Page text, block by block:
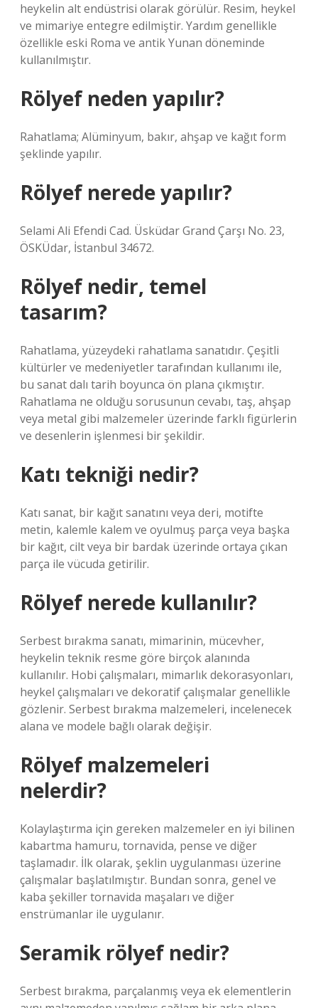
heykelin alt endüstrisi olarak görülür. Resim, heykel
ve mimariye entegre edilmiştir. Yardım genellikle
özellikle eski Roma ve antik Yunan döneminde
kullanılmıştır.
Rölyef neden yapılır?
Rahatlama; Alüminyum, bakır, ahşap ve kağıt form
şeklinde yapılır.
Rölyef nerede yapılır?
Selami Ali Efendi Cad. Üsküdar Grand Çarşı No. 23,
ÖSKÜdar, İstanbul 34672.
Rölyef nedir, temel
tasarım?
Rahatlama, yüzeydeki rahatlama sanatıdır. Çeşitli
kültürler ve medeniyetler tarafından kullanımı ile,
bu sanat dalı tarih boyunca ön plana çıkmıştır.
Rahatlama ne olduğu sorusunun cevabı, taş, ahşap
veya metal gibi malzemeler üzerinde farklı figürlerin
ve desenlerin işlenmesi bir şekildir.
Katı tekniği nedir?
Katı sanat, bir kağıt sanatını veya deri, motifte
metin, kalemle kalem ve oyulmuş parça veya başka
bir kağıt, cilt veya bir bardak üzerinde ortaya çıkan
parça ile vücuda getirilir.
Rölyef nerede kullanılır?
Serbest bırakma sanatı, mimarinin, mücevher,
heykelin teknik resme göre birçok alanında
kullanılır. Hobi çalışmaları, mimarlık dekorasyonları,
heykel çalışmaları ve dekoratif çalışmalar genellikle
gözlenir. Serbest bırakma malzemeleri, incelenecek
alana ve modele bağlı olarak değişir.
Rölyef malzemeleri
nelerdir?
Kolaylaştırma için gereken malzemeler en iyi bilinen
kabartma hamuru, tornavida, pense ve diğer
taşlamadır. İlk olarak, şeklin uygulanması üzerine
çalışmalar başlatılmıştır. Bundan sonra, genel ve
kaba şekiller tornavida maşaları ve diğer
enstrümanlar ile uygulanır.
Seramik rölyef nedir?
Serbest bırakma, parçalanmış veya ek elementlerin